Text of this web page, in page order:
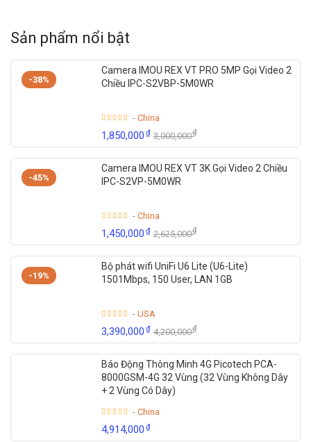
Sản phẩm nổi bật
-38%
Camera IMOU REX VT PRO 5MP Gọi Video 2
Chiều IPC-S2VBP-5M0WR
- China
1,850,000₫ 3,000,000₫
-45%
Camera IMOU REX VT 3K Gọi Video 2 Chiều
IPC-S2VP-5M0WR
- China
1,450,000₫ 2,625,000₫
-19%
Bộ phát wifi UniFi U6 Lite (U6-Lite)
1501Mbps, 150 User, LAN 1GB
- USA
3,390,000₫ 4,200,000₫
Báo Động Thông Minh 4G Picotech PCA-
8000GSM-4G 32 Vùng (32 Vùng Không Dây
+ 2 Vùng Có Dây)
- China
4,914,000₫